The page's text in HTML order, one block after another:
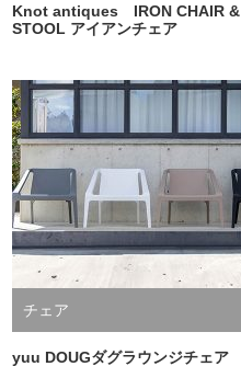
Knot antiques IRON CHAIR &
STOOL アイアンチェア
チェア
yuu DOUGダグラウンジチェア